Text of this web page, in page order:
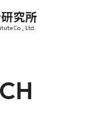
究所
Co., Ltd.